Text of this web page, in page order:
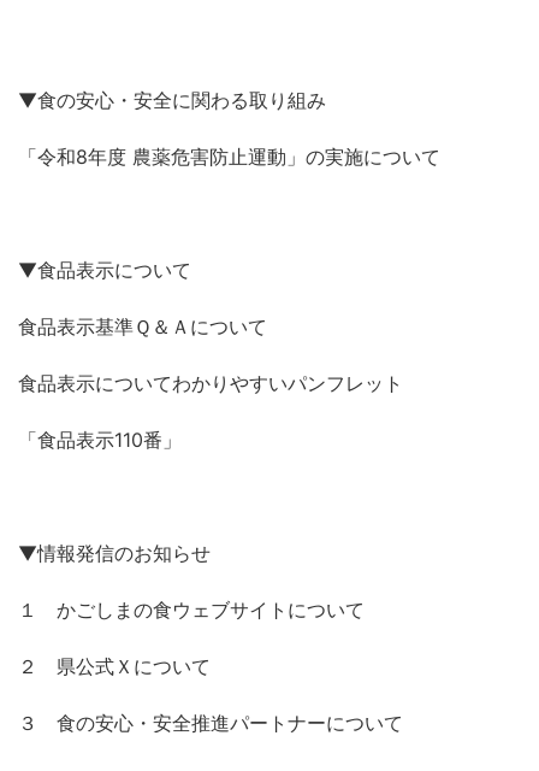
▼食の安心・安全に関わる取り組み
「令和8年度 農薬危害防止運動」の実施について
▼食品表示について
食品表示基準Ｑ＆Ａについて
食品表示についてわかりやすいパンフレット
「食品表示110番」
▼情報発信のお知らせ
１ かごしまの食ウェブサイトについて
２ 県公式Ｘについて
３ 食の安心・安全推進パートナーについて